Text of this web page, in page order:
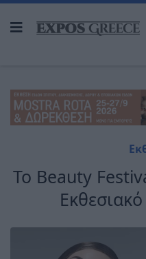
Το Beauty